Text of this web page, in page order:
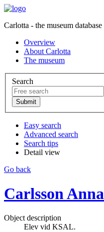
Carlotta - the museum database
Overview
About Carlotta
The museum
Search
Easy search
Advanced search
Search tips
Detail view
Go back
Carlsson
Object description
Elev vid KSAL.